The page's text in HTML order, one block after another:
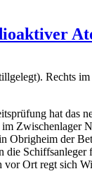
Rechts
hat das
Zwischenlager
Obrigheim der
die
vor Ort regt sich